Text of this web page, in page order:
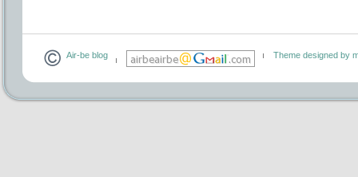
Air-be blog Theme designed by